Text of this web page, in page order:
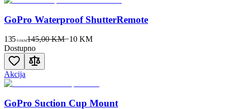
GoPro Waterproof ShutterRemote
135 00KM145,00 KM−10 KM
Dostupno
Akcija
GoPro Suction Cup Mount